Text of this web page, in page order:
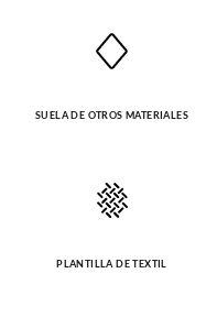
SUELA DE OTROS MATERIALES
PLANTILLA DE TEXTIL